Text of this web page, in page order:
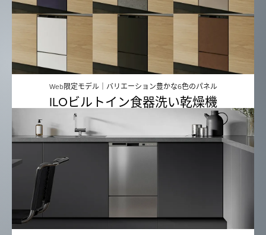
Web限定モデル｜バリエーション豊かな6色のパネル
ILOビルトイン食器洗い乾燥機